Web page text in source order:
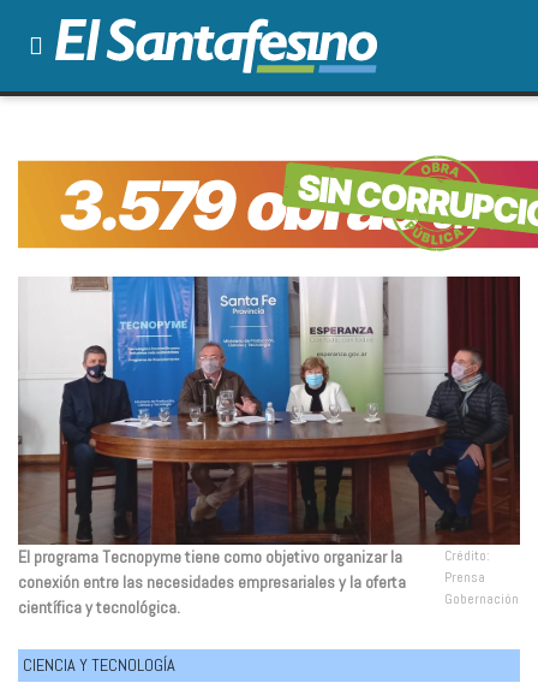
El programa Tecnopyme tiene como objetivo organizar la
conexión entre las necesidades empresariales y la oferta
científica y tecnológica.
Crédito:
Prensa
Gobernación
CIENCIA Y TECNOLOGÍA